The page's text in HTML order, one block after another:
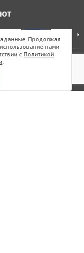
Продолжая
нами
с Политикой
.